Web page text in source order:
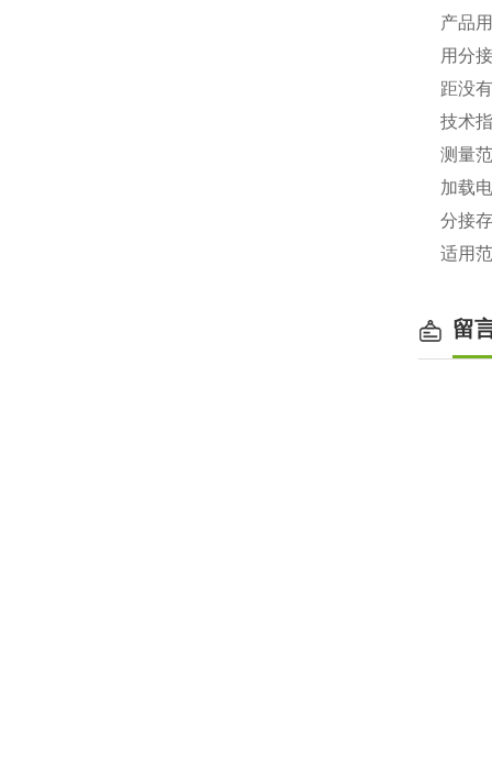
产品
用分
距没
技术
测量
加载
分接
适用
留